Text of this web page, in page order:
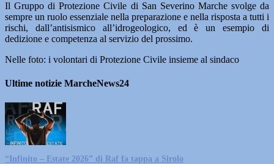
Il Gruppo di Protezione Civile di San Severino Marche svolge da
sempre un ruolo essenziale nella preparazione e nella risposta a tutti i
rischi, dall’antisismico all’idrogeologico, ed è un esempio di
dedizione e competenza al servizio del prossimo.
Nelle foto: i volontari di Protezione Civile insieme al sindaco
Ultime notizie MarcheNews24
“Infinito – Estate 2026” di Raf fa tappa a Sirolo